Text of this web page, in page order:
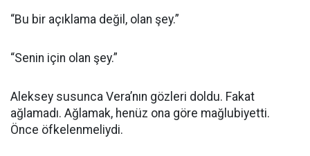
“Bu bir açıklama değil, olan şey.”
“Senin için olan şey.”
Aleksey susunca Vera’nın gözleri doldu. Fakat
ağlamadı. Ağlamak, henüz ona göre mağlubiyetti.
Önce öfkelenmeliydi.